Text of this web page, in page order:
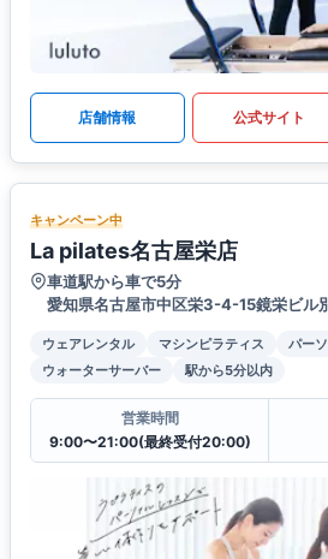
店舗情報 公式サイト
キャンペーン中
La pilates名古屋栄店
車道駅から車で5分
愛知県名古屋市中区栄3-4-15鏡栄ビル
ウェアレンタル マシンピラティス
パー
ウォーターサーバー
駅から5分以内
営業時間
9:00〜21:00(最終受付20:00)